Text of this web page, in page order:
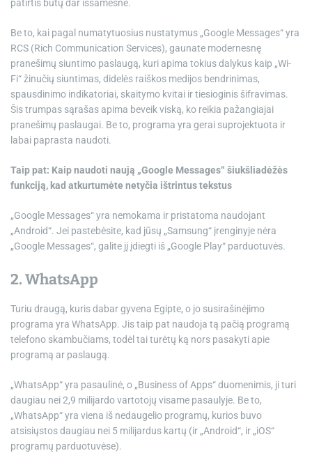
patirtis būtų dar išsamesnė.
Be to, kai pagal numatytuosius nustatymus „Google Messages“ yra
RCS (Rich Communication Services), gaunate modernesnę
pranešimų siuntimo paslaugą, kuri apima tokius dalykus kaip „Wi-
Fi“ žinučių siuntimas, didelės raiškos medijos bendrinimas,
spausdinimo indikatoriai, skaitymo kvitai ir tiesioginis šifravimas.
Šis trumpas sąrašas apima beveik viską, ko reikia pažangiajai
pranešimų paslaugai. Be to, programa yra gerai suprojektuota ir
labai paprasta naudoti.
Taip pat: Kaip naudoti naują „Google Messages“ šiukšliadėžės
funkciją, kad atkurtumėte netyčia ištrintus tekstus
„Google Messages“ yra nemokama ir pristatoma naudojant
„Android“. Jei pastebėsite, kad jūsų „Samsung“ įrenginyje nėra
„Google Messages“, galite jį įdiegti iš „Google Play“ parduotuvės.
2. WhatsApp
Turiu draugą, kuris dabar gyvena Egipte, o jo susirašinėjimo
programa yra WhatsApp. Jis taip pat naudoja tą pačią programą
telefono skambučiams, todėl tai turėtų ką nors pasakyti apie
programą ar paslaugą.
„WhatsApp“ yra pasaulinė, o „Business of Apps“ duomenimis, ji turi
daugiau nei 2,9 milijardo vartotojų visame pasaulyje. Be to,
„WhatsApp“ yra viena iš nedaugelio programų, kurios buvo
atsisiųstos daugiau nei 5 milijardus kartų (ir „Android“, ir „iOS“
programų parduotuvėse).